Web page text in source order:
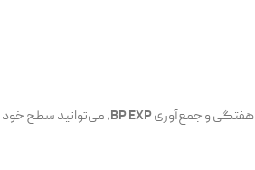
BP EXP، می‌توانید سطح خود